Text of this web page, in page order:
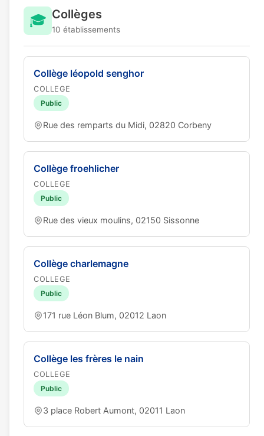
🎓 Collèges
10 établissements
Collège léopold senghor
COLLEGE
Public
Rue des remparts du Midi, 02820 Corbeny
Collège froehlicher
COLLEGE
Public
Rue des vieux moulins, 02150 Sissonne
Collège charlemagne
COLLEGE
Public
171 rue Léon Blum, 02012 Laon
Collège les frères le nain
COLLEGE
Public
3 place Robert Aumont, 02011 Laon